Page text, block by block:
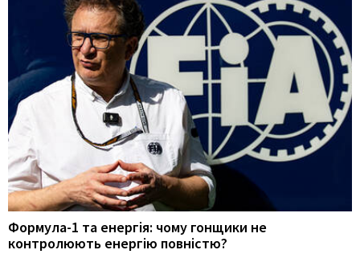
Формула-1 та енергія: чому гонщики не
контролюють енергію повністю?